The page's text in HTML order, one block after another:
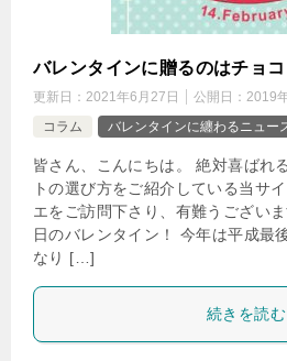
バレンタインに贈るのはチョ
更新日： 2021年6月27日 公開日： 2019
コラム
バレンタインに纏わるニュー
皆さん、こんにちは。 絶対喜ばれ
トの選び方をご紹介している当サ
エをご訪問下さり、有難うござい
日のバレンタイン！ 今年は平成最
なり […]
続きを読む